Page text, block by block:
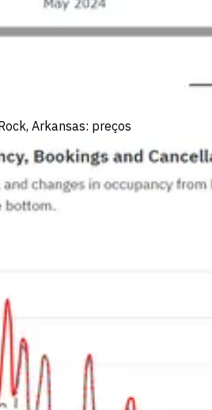
Arkansas: preços